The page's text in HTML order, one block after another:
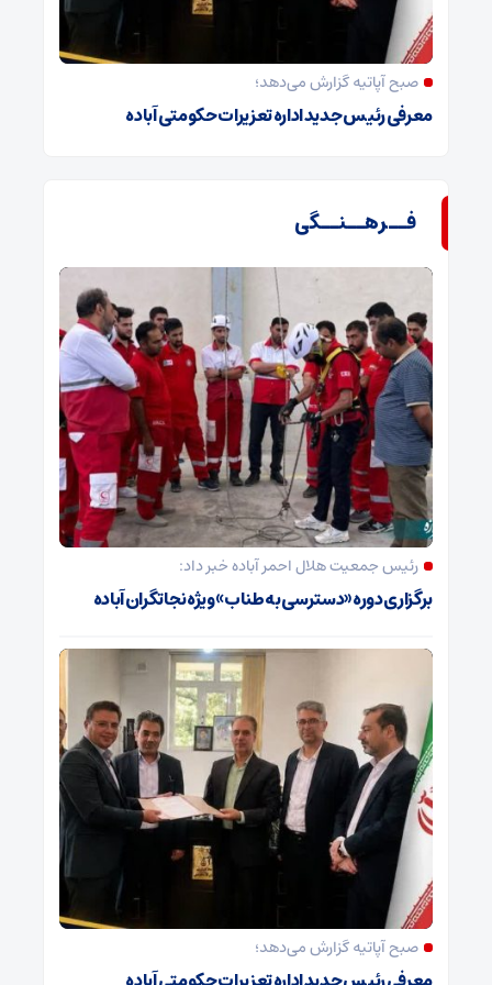
صبح آپاتیه گزارش می‌دهد؛
معرفی رئیس جدید اداره تعزیرات حکومتی آباده
فــرهــنــگی
رئیس جمعیت هلال احمر آباده خبر داد:
برگزاری دوره «دسترسی به طناب» ویژه نجاتگران آباده
صبح آپاتیه گزارش می‌دهد؛